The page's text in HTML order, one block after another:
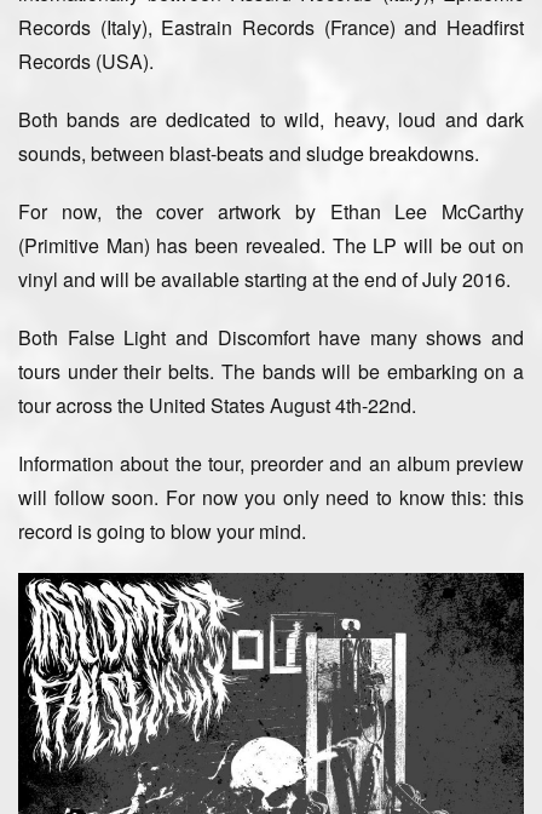
Records (Italy), Eastrain Records (France) and Headfirst
Records (USA).
Both bands are dedicated to wild, heavy, loud and dark
sounds, between blast-beats and sludge breakdowns.
For now, the cover artwork by Ethan Lee McCarthy
(Primitive Man) has been revealed. The LP will be out on
vinyl and will be availablestarting at the end of July 2016.
Both False Light and Discomfort have many shows and
tours under their belts. The bands will be embarking on a
tour across the United States August 4th-22nd.
Information about the tour, preorder and an album preview
will follow soon. For now you only need to know this: this
record is going to blow your mind.